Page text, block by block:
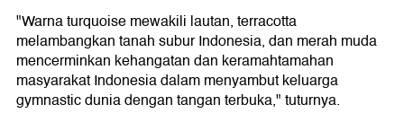
"Warna turquoise mewakili lautan, terracotta
melambangkan tanah subur Indonesia, dan merah muda
mencerminkan kehangatan dan keramahtamahan
masyarakat Indonesia dalam menyambut keluarga
gymnastic dunia dengan tangan terbuka," tuturnya.